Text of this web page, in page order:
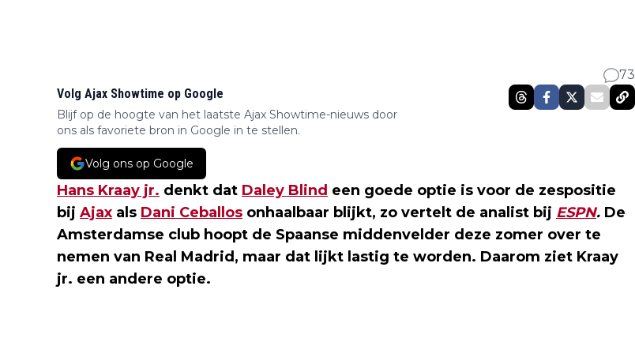
73
Volg Ajax Showtime op Google
Blijf op de hoogte van het laatste Ajax Showtime-nieuws door
ons als favoriete bron in Google in te stellen.
Volg ons op Google
Hans Kraay jr. denkt dat Daley Blind een goede optie is voor de zespositie
bij Ajax als Dani Ceballos onhaalbaar blijkt, zo vertelt de analist bij ESPN. De
Amsterdamse club hoopt de Spaanse middenvelder deze zomer over te
nemen van Real Madrid, maar dat lijkt lastig te worden. Daarom ziet Kraay
jr. een andere optie.